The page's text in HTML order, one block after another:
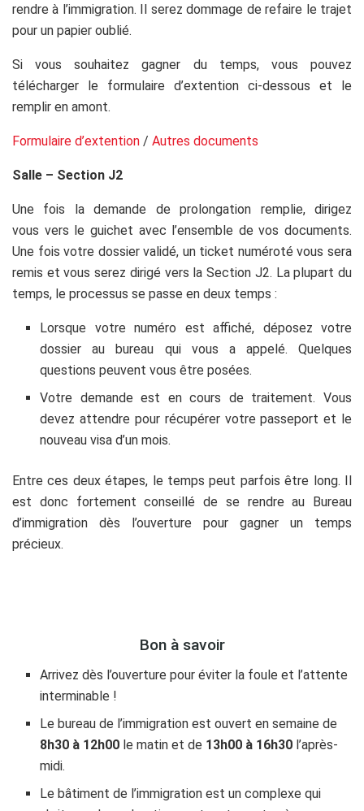
rendre à l’immigration. Il serez dommage de refaire le trajet
pour un papier oublié.
Si vous souhaitez gagner du temps, vous pouvez
télécharger le formulaire d’extention ci-dessous et le
remplir en amont.
Formulaire d’extention / Autres documents
Salle – Section J2
Une fois la demande de prolongation remplie, dirigez
vous vers le guichet avec l’ensemble de vos documents.
Une fois votre dossier validé, un ticket numéroté vous sera
remis et vous serez dirigé vers la Section J2. La plupart du
temps, le processus se passe en deux temps :
Lorsque votre numéro est affiché, déposez votre
dossier au bureau qui vous a appelé. Quelques
questions peuvent vous être posées.
Votre demande est en cours de traitement. Vous
devez attendre pour récupérer votre passeport et le
nouveau visa d’un mois.
Entre ces deux étapes, le temps peut parfois être long. Il
est donc fortement conseillé de se rendre au Bureau
d’immigration dès l’ouverture pour gagner un temps
précieux.
Bon à savoir
Arrivez dès l’ouverture pour éviter la foule et l’attente
interminable !
Le bureau de l’immigration est ouvert en semaine de
8h30 à 12h00 le matin et de 13h00 à 16h30 l’après-
midi.
Le bâtiment de l’immigration est un complexe qui